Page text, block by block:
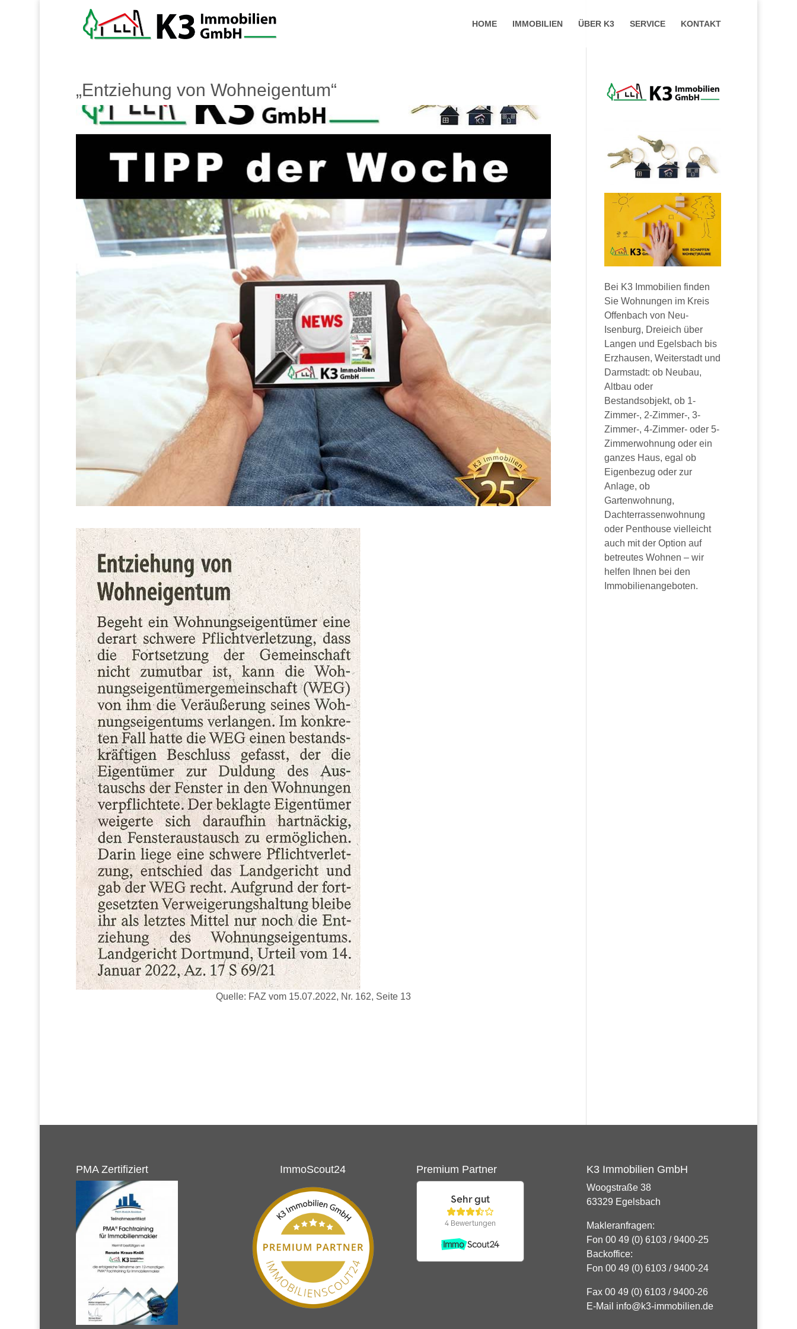
HOME IMMOBILIEN ÜBER K3 SERVICE KONTAKT
„Entziehung von Wohneigentum“
Quelle: FAZ vom 15.07.2022, Nr. 162, Seite 13
Bei K3 Immobilien finden
Sie Wohnungen im Kreis
Offenbach von Neu-
Isenburg, Dreieich über
Langen und Egelsbach bis
Erzhausen, Weiterstadt und
Darmstadt: ob Neubau,
Altbau oder
Bestandsobjekt, ob 1-
Zimmer-, 2-Zimmer-, 3-
Zimmer-, 4-Zimmer- oder 5-
Zimmerwohnung oder ein
ganzes Haus, egal ob
Eigenbezug oder zur
Anlage, ob
Gartenwohnung,
Dachterrassenwohnung
oder Penthouse vielleicht
auch mit der Option auf
betreutes Wohnen – wir
helfen Ihnen bei den
Immobilienangeboten.
PMA Zertifiziert ImmoScout24 Premium Partner K3 Immobilien GmbH
Woogstraße 38
63329 Egelsbach
Makleranfragen:
Fon 00 49 (0) 6103 / 9400-25
Backoffice:
Fon 00 49 (0) 6103 / 9400-24
Fax 00 49 (0) 6103 / 9400-26
E-Mail info@k3-immobilien.de